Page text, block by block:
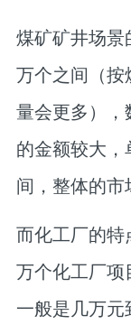
煤矿矿井场景
万个之间（按
量会更多），
的金额较大，
间，整体的市
而化工厂的特
万个化工厂项
一般是几万